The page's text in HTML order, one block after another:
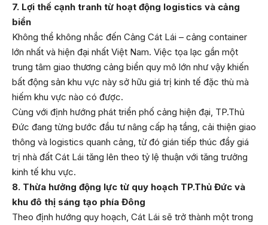
7. Lợi thế cạnh tranh từ hoạt động logistics và cảng
biển
Không thể không nhắc đến Cảng Cát Lái – cảng container
lớn nhất và hiện đại nhất Việt Nam. Việc tọa lạc gần một
trung tâm giao thương cảng biển quy mô lớn như vậy khiến
bất động sản khu vực này sở hữu giá trị kinh tế đặc thù mà
hiếm khu vực nào có được.
Cùng với định hướng phát triển phố cảng hiện đại, TP.Thủ
Đức đang từng bước đầu tư nâng cấp hạ tầng, cải thiện giao
thông và logistics quanh cảng, từ đó gián tiếp thúc đẩy giá
trị nhà đất Cát Lái tăng lên theo tỷ lệ thuận với tăng trưởng
kinh tế khu vực.
8. Thừa hưởng động lực từ quy hoạch TP.Thủ Đức và
khu đô thị sáng tạo phía Đông
Theo định hướng quy hoạch, Cát Lái sẽ trở thành một trong